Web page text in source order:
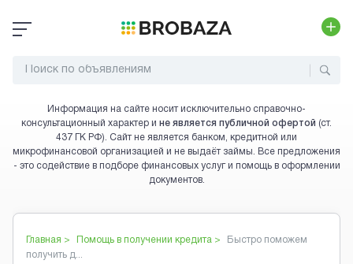
Информация на сайте носит исключительно справочно-
консультационный характер и не является публичной офертой (ст.
437 ГК РФ). Сайт не является банком, кредитной или
микрофинансовой организацией и не выдаёт займы. Все предложения
- это содействие в подборе финансовых услуг и помощь в оформлении
документов.
Главная > Помощь в получении кредита >
Быстро поможем
получить д...